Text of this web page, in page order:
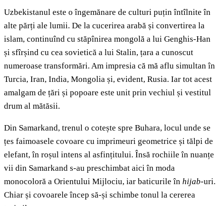
Uzbekistanul este o îngemănare de culturi puțin întîlnite în
alte părți ale lumii. De la cucerirea arabă și convertirea la
islam, continuînd cu stăpînirea mongolă a lui Genghis-Han
și sfîrșind cu cea sovietică a lui Stalin, țara a cunoscut
numeroase transformări. Am impresia că mă aflu simultan în
Turcia, Iran, India, Mongolia și, evident, Rusia. Iar tot acest
amalgam de țări și popoare este unit prin vechiul și vestitul
drum al mătăsii.
Din Samarkand, trenul o cotește spre Buhara, locul unde se
țes faimoasele covoare cu imprimeuri geometrice și tălpi de
elefant, în roșul intens al asfințitului. Însă rochiile în nuanțe
vii din Samarkand s-au preschimbat aici în moda
monocoloră a Orientului Mijlociu, iar baticurile în hijab-uri.
Chiar și covoarele încep să-și schimbe tonul la cererea